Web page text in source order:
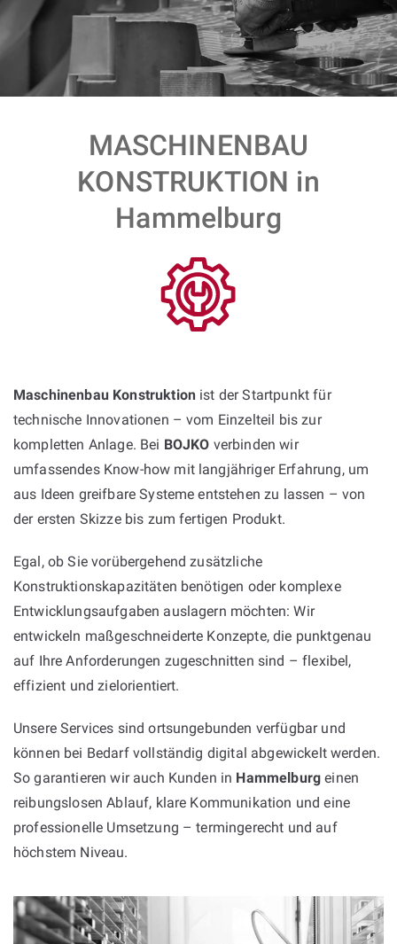
MASCHINENBAU
KONSTRUKTION in
Hammelburg
Maschinenbau Konstruktion ist der Startpunkt für
technische Innovationen – vom Einzelteil bis zur
kompletten Anlage. Bei BOJKO verbinden wir
umfassendes Know-how mit langjähriger Erfahrung, um
aus Ideen greifbare Systeme entstehen zu lassen – von
der ersten Skizze bis zum fertigen Produkt.
Egal, ob Sie vorübergehend zusätzliche
Konstruktionskapazitäten benötigen oder komplexe
Entwicklungsaufgaben auslagern möchten: Wir
entwickeln maßgeschneiderte Konzepte, die punktgenau
auf Ihre Anforderungen zugeschnitten sind – flexibel,
effizient und zielorientiert.
Unsere Services sind ortsungebunden verfügbar und
können bei Bedarf vollständig digital abgewickelt werden.
So garantieren wir auch Kunden in Hammelburg einen
reibungslosen Ablauf, klare Kommunikation und eine
professionelle Umsetzung – termingerecht und auf
höchstem Niveau.